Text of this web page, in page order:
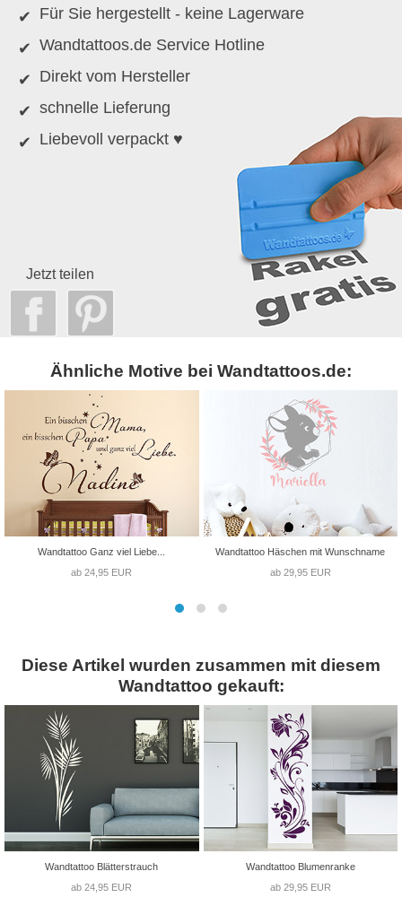
Für Sie hergestellt - keine Lagerware
Wandtattoos.de Service Hotline
Direkt vom Hersteller
schnelle Lieferung
Liebevoll verpackt ♥
Jetzt teilen
Ähnliche Motive bei Wandtattoos.de:
Wandtattoo Ganz viel Liebe...
ab 24,95 EUR
Wandtattoo Häschen mit Wunschname
ab 29,95 EUR
Diese Artikel wurden zusammen mit diesem
Wandtattoo gekauft:
Wandtattoo Blätterstrauch
ab 24,95 EUR
Wandtattoo Blumenranke
ab 29,95 EUR